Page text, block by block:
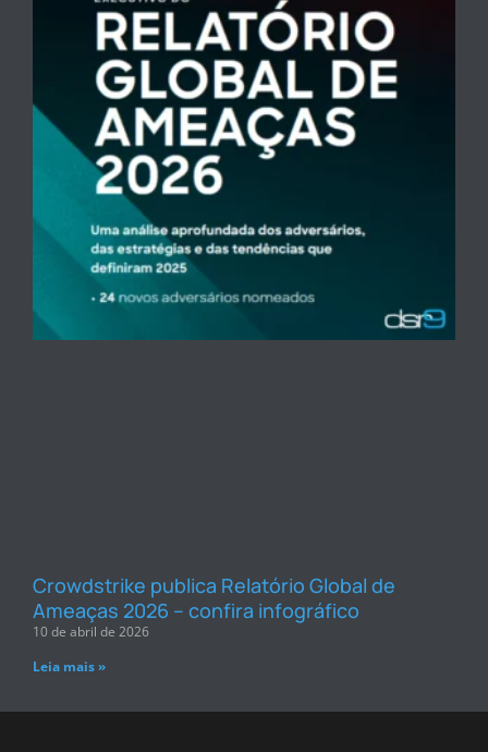
Crowdstrike publica Relatório Global de
Ameaças 2026 – confira infográfico
10 de abril de 2026
Leia mais »